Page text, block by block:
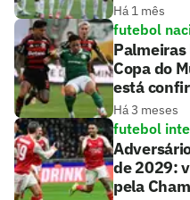
Há 1 mês
futebol
Copa do
está
Há 3 meses
futebol
de 2029:
pela